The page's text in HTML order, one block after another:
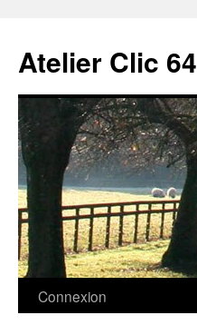
contenu
Atelier Clic 64
Connexion